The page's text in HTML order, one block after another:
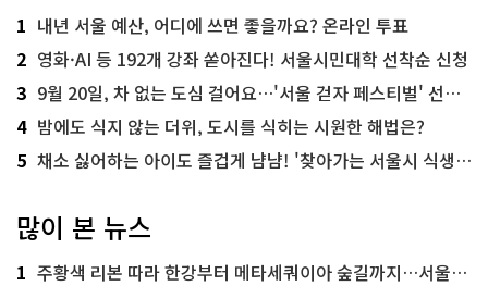
1 내년 서울 예산, 어디에 쓰면 좋을까요? 온라인 투표
2 영화·AI 등 192개 강좌 쏟아진다! 서울시민대학 선착순 신청
3 9월 20일, 차 없는 도심 걸어요…'서울 걷자 페스티벌' 선착순 5천명
4 밤에도 식지 않는 더위, 도시를 식히는 시원한 해법은?
5 채소 싫어하는 아이도 즐겁게 냠냠! '찾아가는 서울시 식생활 교육' 현장
많이 본 뉴스
1 주황색 리본 따라 한강부터 메타세쿼이아 숲길까지…서울둘레길 15코스